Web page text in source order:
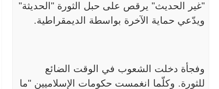
"غير
الحديث" يرقص على حبل الثورة "الحديثة"
ويدّعي حماية الآخرة بواسطة
الديمقراطية.
وفجأة دخلت الشعوب في الوقت الضائع
للثورة. وكلّما انغمست حكومات الإسلاميين "ما